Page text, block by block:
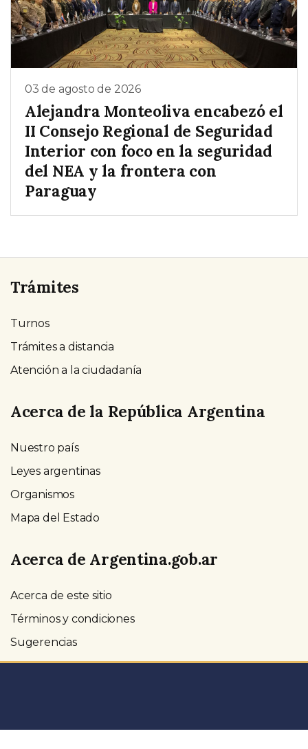
03 de agosto de 2026
Alejandra Monteoliva encabezó el
II Consejo Regional de Seguridad
Interior con foco en la seguridad
del NEA y la frontera con
Paraguay
Trámites
Turnos
Trámites a distancia
Atención a la ciudadanía
Acerca de la República Argentina
Nuestro país
Leyes argentinas
Organismos
Mapa del Estado
Acerca de Argentina.gob.ar
Acerca de este sitio
Términos y condiciones
Sugerencias